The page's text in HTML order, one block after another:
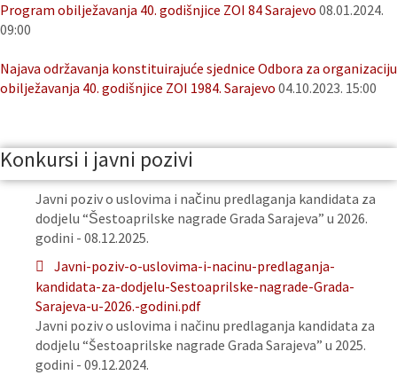
Program obilježavanja 40. godišnjice ZOI 84 Sarajevo 08.01.2024.
09:00
Najava održavanja konstituirajuće sjednice Odbora za organizaciju
obilježavanja 40. godišnjice ZOI 1984. Sarajevo 04.10.2023. 15:00
Konkursi i javni pozivi
Javni poziv o uslovima i načinu predlaganja kandidata za
dodjelu “Šestoaprilske nagrade Grada Sarajeva” u 2026.
godini - 08.12.2025.
Javni-poziv-o-uslovima-i-nacinu-predlaganja-
kandidata-za-dodjelu-Sestoaprilske-nagrade-Grada-
Sarajeva-u-2026.-godini.pdf
Javni poziv o uslovima i načinu predlaganja kandidata za
dodjelu “Šestoaprilske nagrade Grada Sarajeva” u 2025.
godini - 09.12.2024.